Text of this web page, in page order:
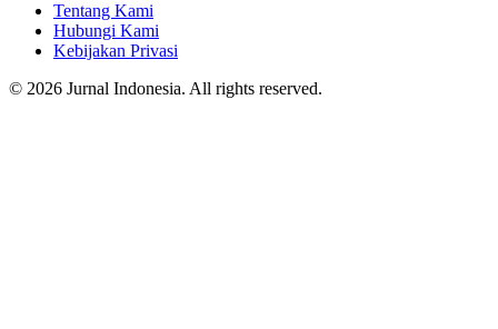
Tentang Kami
Hubungi Kami
Kebijakan Privasi
© 2026 Jurnal Indonesia. All rights reserved.